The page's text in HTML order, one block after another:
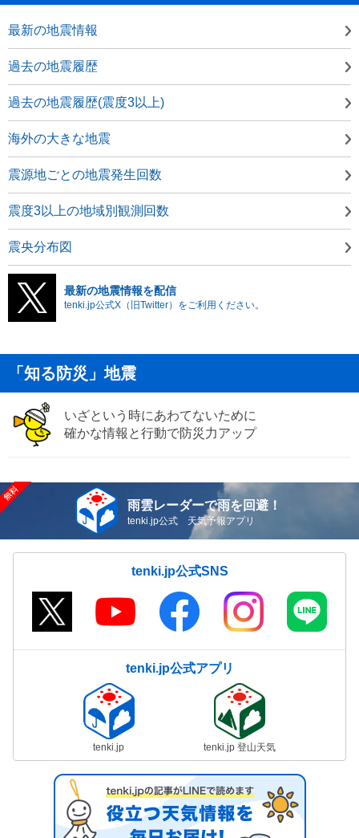
最新の地震情報
過去の地震履歴
過去の地震履歴(震度3以上)
海外の大きな地震
震源地ごとの地震発生回数
震度3以上の地域別観測回数
震央分布図
最新の地震情報を配信
tenki.jp公式X（旧Twitter）をご利用ください。
「知る防災」地震
いざという時にあわてないために
確かな情報と行動で防災力アップ
雨雲レーダーで雨を回避！
tenki.jp公式 天気予報アプリ
tenki.jp公式SNS
tenki.jp公式アプリ
tenki.jp tenki.jp 登山天気